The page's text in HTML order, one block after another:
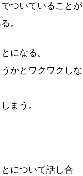
ついていることが
。
になる。
かとワクワクしな
まう。
について話し合